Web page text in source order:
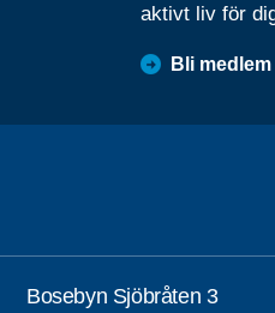
aktivt liv för
Bli
Bosebyn Sjöbråten 3